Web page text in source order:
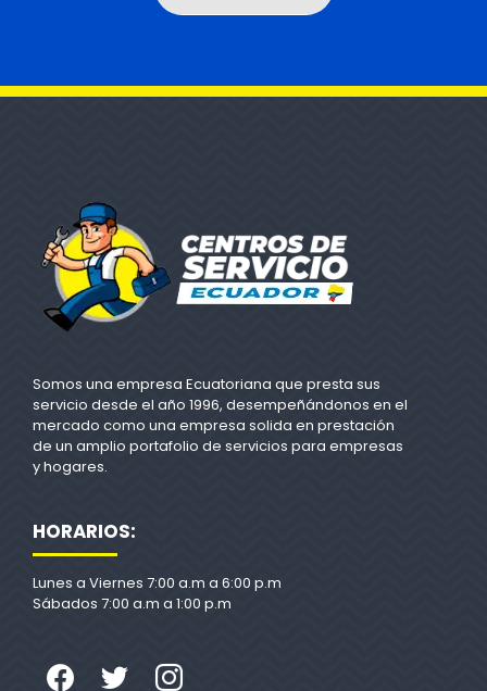
Somos una empresa Ecuatoriana que presta sus
servicio desde el año 1996, desempeñándonos en el
mercado como una empresa solida en prestación
de un amplio portafolio de servicios para empresas
y hogares.
HORARIOS:
Lunes a Viernes 7:00 a.m a 6:00 p.m
Sábados 7:00 a.m a 1:00 p.m